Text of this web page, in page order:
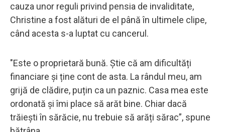
cauza unor reguli privind pensia de invaliditate,
Christine a fost alături de el până în ultimele clipe,
când acesta s-a luptat cu cancerul.
"Este o proprietară bună. Știe că am dificultăți
financiare și ține cont de asta. La rândul meu, am
grijă de clădire, puțin ca un paznic. Casa mea este
ordonată și îmi place să arăt bine. Chiar dacă
trăiești în sărăcie, nu trebuie să arăți sărac”, spune